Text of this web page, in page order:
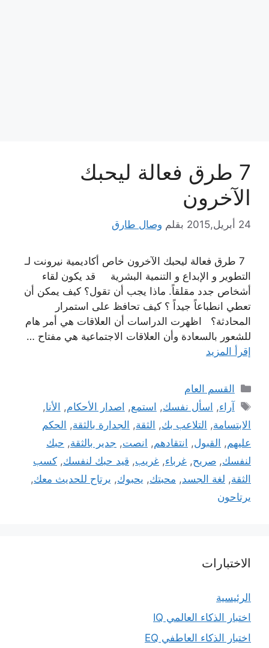
7 طرق فعالة ليحبك
الآخرون
24 أبريل,2015 بقلم وصال طارق
7 طرق فعالة ليحبك الآخرون خاص أكاديمية نيرونت لـ
التطوير و الإبداع و التنمية البشرية قد يكون لقاء
أشخاص جدد مقلقاً. ماذا يجب أن تقول؟ كيف يمكن أن
تعطي انطباعاً جيداً ؟ كيف تحافظ على استمرار
المحادثة؟ اظهرت الدراسات أن العلاقات هي أمر هام
للشعور بالسعادة وأن العلاقات الاجتماعية هي مفتاح …
إقرأ المزيد
التصنيفات
القسم العام
الوسوم
آراء, اسأل نفسك, استمع, اصدار الأحكام, الأنا,
اﻻبتسامة, التلاعب بك, الثقة, الجدارة بالثقة, الحكم
عليهم, القبول, انتقادهم, انصت, جدير بالثقة, حبك
لنفسك, صريح, غرباء, غريب, قيد حبك لنفسك, كسب
الثقة, لغة الجسد, محبتك, يحبوك, يرتاح للحديث معك,
يرتاحون
الاختبارات
الرئيسية
اختبار الذكاء العالمي IQ
اختبار الذكاء العاطفي EQ